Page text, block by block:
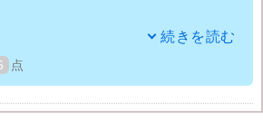
ジでもポイントが付きますし、ネ
みても、ポイント還元率が高いと
高額な買い物をしていなくても、
ントがたまります。
続きを読む
点